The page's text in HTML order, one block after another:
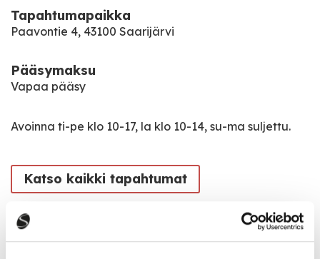
Tapahtumapaikka
Paavontie 4, 43100 Saarijärvi
Pääsymaksu
Vapaa pääsy
Avoinna ti-pe klo 10-17, la klo 10-14, su-ma suljettu.
Katso kaikki tapahtumat
Jaa tapahtuma: